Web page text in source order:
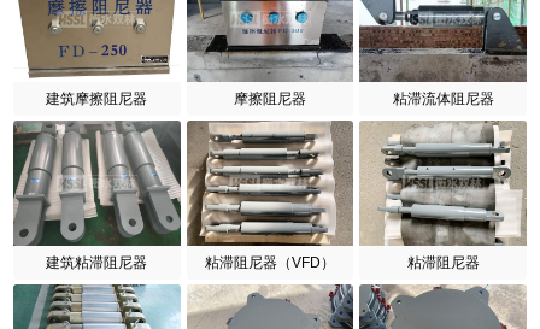
建筑摩擦阻尼器 摩擦阻尼器 粘滞流体阻尼器
建筑粘滞阻尼器 粘滞阻尼器（VFD） 粘滞阻尼器